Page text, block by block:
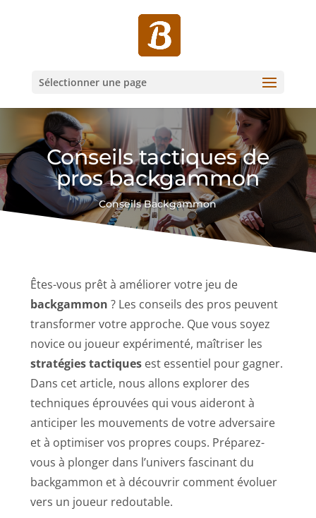
Sélectionner une page
Conseils tactiques de
pros backgammon
Conseils Backgammon
Êtes-vous prêt à améliorer votre jeu de
backgammon ? Les conseils des pros peuvent
transformer votre approche. Que vous soyez
novice ou joueur expérimenté, maîtriser les
stratégies tactiques est essentiel pour gagner.
Dans cet article, nous allons explorer des
techniques éprouvées qui vous aideront à
anticiper les mouvements de votre adversaire
et à optimiser vos propres coups. Préparez-
vous à plonger dans l’univers fascinant du
backgammon et à découvrir comment évoluer
vers un joueur redoutable.